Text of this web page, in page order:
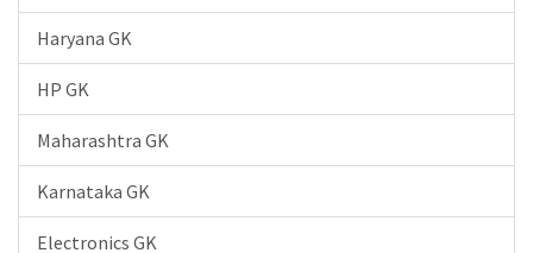
Haryana GK
HP GK
Maharashtra GK
Karnataka GK
Electronics GK